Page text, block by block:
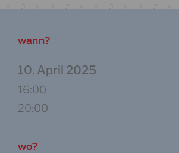
wann?
10. April 2025
16:00
20:00
wo?